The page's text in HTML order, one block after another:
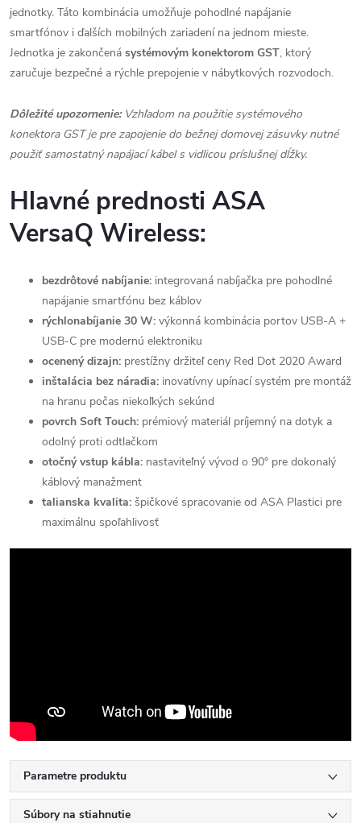
jednotky. Táto kombinácia umožňuje pohodlné napájanie
smartfónov i ďalších mobilných zariadení na jednom mieste.
Jednotka je zakončená systémovým konektorom GST, ktorý
zaručuje bezpečné a rýchle prepojenie v nábytkových rozvodoch.
Dôležité upozornenie:Vzhľadom na použitie systémového
konektora GST je pre zapojenie do bežnej domovej zásuvky nutné
použiť samostatný napájací kábel s vidlicou príslušnej dĺžky.
Hlavné prednosti ASA
VersaQ Wireless:
bezdrôtové nabíjanie: integrovaná nabíjačka pre pohodlné
napájanie smartfónu bez káblov
rýchlonabíjanie 30 W: výkonná kombinácia portov USB-A +
USB-C pre modernú elektroniku
ocenený dizajn: prestížny držiteľ ceny Red Dot 2020 Award
inštalácia bez náradia: inovatívny upínací systém pre montáž
na hranu počas niekoľkých sekúnd
povrch Soft Touch: prémiový materiál príjemný na dotyk a
odolný proti odtlačkom
otočný vstup kábla: nastaviteľný vývod o 90° pre dokonalý
káblový manažment
talianska kvalita: špičkové spracovanie od ASA Plastici pre
maximálnu spoľahlivosť
Parametre produktu
Súbory na stiahnutie